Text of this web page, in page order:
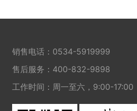
销售电话： 0534-5919999
售后服务： 400-832-9898
工作时间：周一至六，9:00-17:00